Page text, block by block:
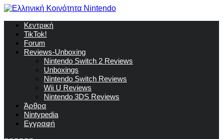
Κεντρική
TikTok!
Forum
Reviews-Unboxing
Nintendo Switch 2 Reviews
Unboxings
Nintendo Switch Reviews
Wii U Reviews
Nintendo 3DS Reviews
Άρθρα
Nintypedia
Εγγραφή